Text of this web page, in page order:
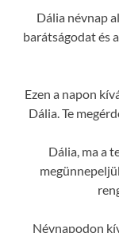
Dália névnap
barátságodat és
Ezen a napon
Dália. Te
Dália, ma a
Névnapodon